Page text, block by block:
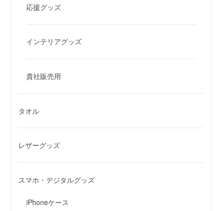
応援グッズ
インテリアグッズ
貴社販売用
タオル
レザーグッズ
スマホ・デジタルグッズ
iPhoneケース